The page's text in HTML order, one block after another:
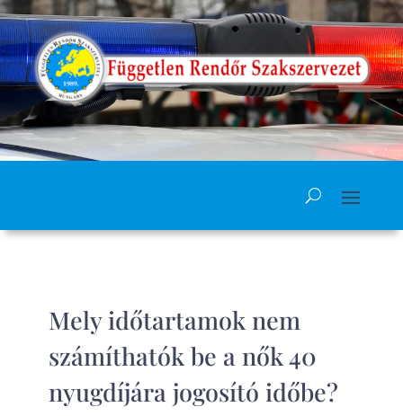
Mely időtartamok nem
számíthatók be a nők 40
nyugdíjára jogosító időbe?